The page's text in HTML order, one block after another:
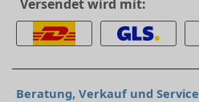
Versendet wird mit:
Beratung, Verkauf und Service